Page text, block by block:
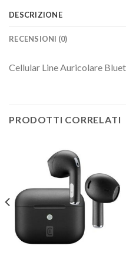
DESCRIZIONE
RECENSIONI (0)
Cellular Line Auricolare
PRODOTTI CORRELATI